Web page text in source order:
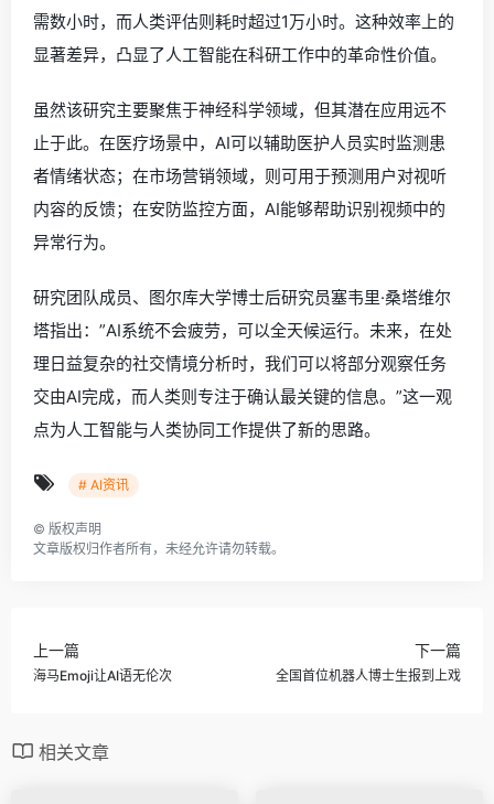
需数小时，而人类评估则耗时超过1万小时。这种效率上的
显著差异，凸显了人工智能在科研工作中的革命性价值。
虽然该研究主要聚焦于神经科学领域，但其潜在应用远不
止于此。在医疗场景中，AI可以辅助医护人员实时监测患
者情绪状态；在市场营销领域，则可用于预测用户对视听
内容的反馈；在安防监控方面，AI能够帮助识别视频中的
异常行为。
研究团队成员、图尔库大学博士后研究员塞韦里·桑塔维尔
塔指出：”AI系统不会疲劳，可以全天候运行。未来，在处
理日益复杂的社交情境分析时，我们可以将部分观察任务
交由AI完成，而人类则专注于确认最关键的信息。”这一观
点为人工智能与人类协同工作提供了新的思路。
# AI资讯
© 版权声明
文章版权归作者所有，未经允许请勿转载。
上一篇
海马Emoji让AI语无伦次
下一篇
全国首位机器人博士生报到上戏
相关文章